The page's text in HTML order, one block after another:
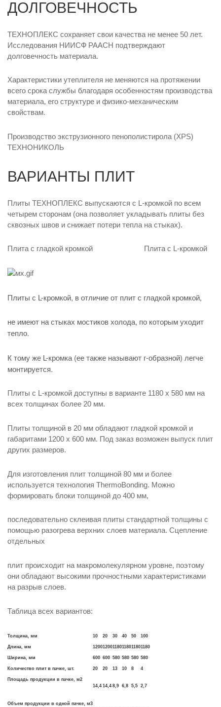
ДОЛГОВЕЧНОСТЬ
ТЕХНОПЛЕКС сохраняет свои качества не менее 50 лет.
Исследования НИИСФ РААСН подтверждают
долговечность материала.
Характеристики утеплителя не меняются на протяжении
всего срока службы благодаря особенностям производства
материала, его структуре и физико-механическим
свойствам.
Производство экструзионного пенополистирола (XPS)
ТЕХНОНИКОЛЬ
ВАРИАНТЫ ПЛИТ
Плиты ТЕХНОПЛЕКС выпускаются с L-кромкой по всем
четырем сторонам (она позволяет укладывать плиты без
сквозных швов и снижает потери тепла на стыках).
Плита с гладкой кромкой Плита с L-кромкой
Плиты с L-кромкой, в отличие от плит с гладкой кромкой,
не имеют на стыках мостиков холода, по которым уходит
тепло.
К тому же L-кромка (ее также называют г-образной) легче
монтируется.
Плиты с L-кромкой доступны в варианте 1180 х 580 мм на
всех толщинах более 20 мм.
Плиты толщиной в 20 мм обладают гладкой кромкой и
габаритами 1200 х 600 мм. Под заказ возможен выпуск плит
других размеров.
Для изготовления плит толщиной 80 мм и более
используется технология ThermoBonding. Можно
формировать блоки толщиной до 400 мм,
последовательно склеивая плиты стандартной толщины с
помощью разогрева верхних слоев материала. Сцепление
отдельных
плит происходит на макромолекулярном уровне, поэтому
они обладают высокими прочностными характеристиками
на разрыв слоев.
Таблица всех вариантов:
Толщина, мм 10 20 30 40 50 100
Длина, мм 120012001180118011801180
Ширина, мм 600 600 580 580 580 580
Количество плит в пачке, шт. 20 20 13 10 8 4
Площадь продукции в пачке, м2
14,4 14,4 8,9 6,8 5,5 2,7
Объем продукции в одной пачке, м3